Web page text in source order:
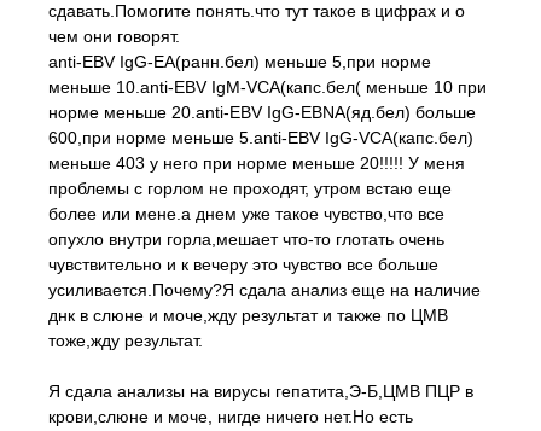
сдавать.Помогите понять.что тут такое в цифрах и о
чем они говорят.
anti-EBV IgG-EA(ранн.бел) меньше 5,при норме
меньше 10.anti-EBV IgM-VCA(капс.бел( меньше 10 при
норме меньше 20.anti-EBV IgG-EВNA(яд.бел) больше
600,при норме меньше 5.anti-EBV IgG-VCA(капс.бел)
меньше 403 у него при норме меньше 20!!!!! У меня
проблемы с горлом не проходят, утром встаю еще
более или мене.а днем уже такое чувство,что все
опухло внутри горла,мешает что-то глотать очень
чувствительно и к вечеру это чувство все больше
усиливается.Почему?Я сдала анализ еще на наличие
днк в слюне и моче,жду результат и также по ЦМВ
тоже,жду результат.
Я сдала анализы на вирусы гепатита,Э-Б,ЦМВ ПЦР в
крови,слюне и моче, нигде ничего нет.Но есть